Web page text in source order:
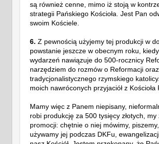
są również cenne, mimo iż stoją w
strategii Pańskiego Kościoła. Jest Pan
swoim Kościele.
6. Z pewnością użyjemy tej produkcji w
powstanie jeszcze w obecnym roku,
wydarzeń nawiązuje do 500-rocznicy
narzędziem do rozmów o Reformacji oraz
tradycjonalistycznego rzymskiego
moich nawróconych przyjaciół z Kościoła
Mamy więc z Panem niepisany,
robi produkcję za 500 tysięcy złotych,
promocji: chętnie o niej mówimy,
używamy jej podczas DKFu,